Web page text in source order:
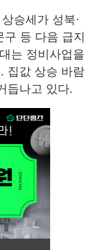
승세가 성북·
구 등 다음 급지
는 정비사업을
집값 상승 바람
듭나고 있다.